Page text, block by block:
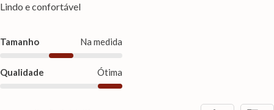
Lindo e confortável
Tamanho Na medida
Qualidade Ótima